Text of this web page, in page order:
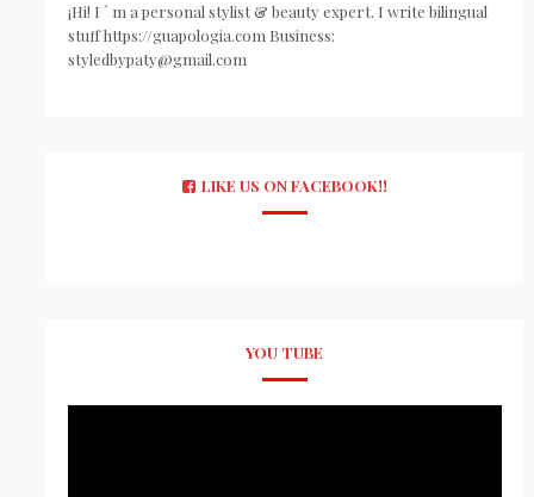
¡Hi! I ´ m a personal stylist & beauty expert. I write bilingual
stuff https://guapologia.com Business:
styledbypaty@gmail.com
LIKE US ON FACEBOOK!!
YOU TUBE